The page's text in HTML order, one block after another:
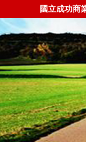
國立成功商